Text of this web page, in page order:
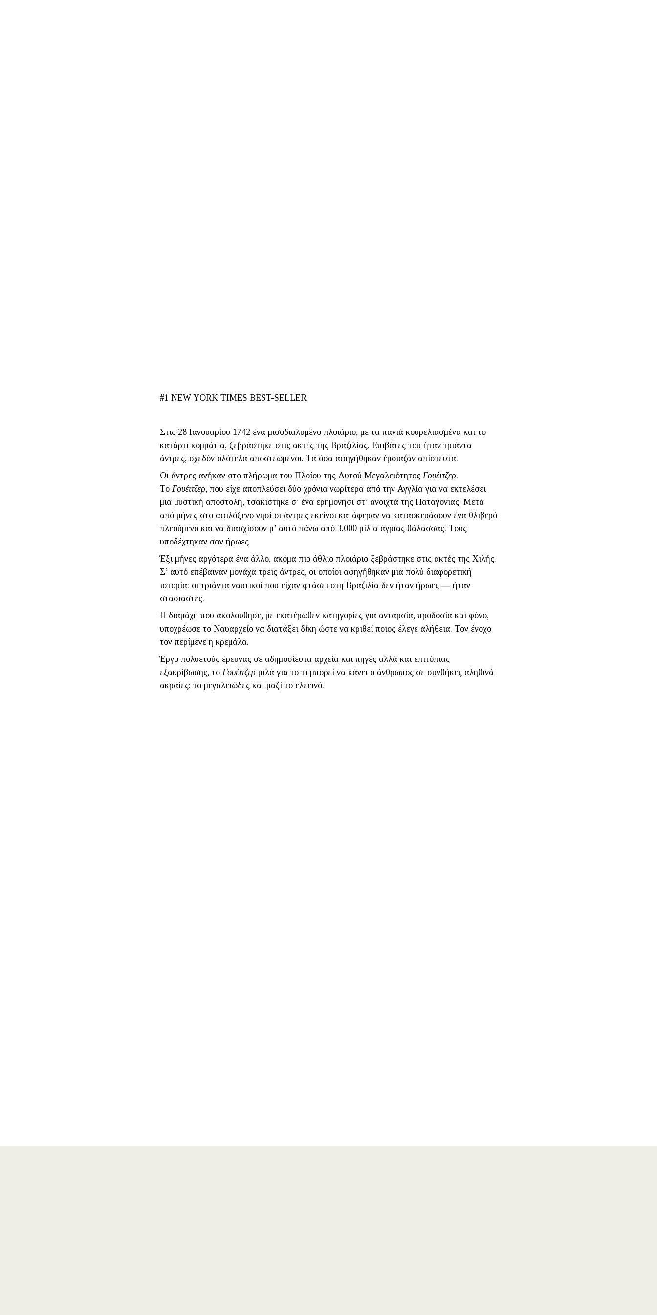
#1 NEW YORK TIMES BEST-SELLER
Στις 28 Ιανουαρίου 1742 ένα μισοδιαλυμένο πλοιάριο, με τα πανιά κουρελιασμένα και το
κατάρτι κομμάτια, ξεβράστηκε στις ακτές της Βραζιλίας. Επιβάτες του ήταν τριάντα
άντρες, σχεδόν ολότελα αποστεω­μένοι. Τα όσα αφηγήθηκαν έμοιαζαν απίστευτα.
Οι άντρες ανήκαν στο πλήρωμα του Πλοίου της Αυτού Μεγαλειότητος Γουέιτζερ.
Το Γουέιτζερ, που είχε αποπλεύσει δύο χρόνια νωρίτερα από την Αγγλία για να εκτελέσει
μια μυστική αποστολή, τσακίστηκε σ’ ένα ερημονήσι στ’ ανοιχτά της Παταγονίας. Μετά
από μήνες στο αφιλό­ξενο νησί οι άντρες εκείνοι κατάφεραν να κατασκευάσουν ένα θλιβερό
πλεούμενο και να διασχίσουν μ’ αυτό πάνω από 3.000 μίλια άγριας θάλασσας. Τους
υποδέχτηκαν σαν ήρωες.
Έξι μήνες αργότερα ένα άλλο, ακόμα πιο άθλιο πλοιάριο ξεβράστηκε στις ακτές της Χιλής.
Σ’ αυτό επέβαιναν μονάχα τρεις άντρες, οι οποίοι αφηγήθηκαν μια πολύ διαφορετική
ιστορία: οι τριάντα ναυτικοί που είχαν φτάσει στη Βραζιλία δεν ήταν ήρωες ― ήταν
στασιαστές.
Η διαμάχη που ακολούθησε, με εκατέρωθεν κατηγορίες για ανταρσία, προδοσία και φόνο,
υποχρέωσε το Ναυαρ­χείο να διατάξει δίκη ώστε να κριθεί ποιος έλεγε αλήθεια. Τον ένοχο
τον περίμενε η κρεμάλα.
Έργο πολυετούς έρευνας σε αδημοσίευτα αρχεία και πηγές αλλά και επιτόπιας
εξακρίβωσης, το Γουέιτζερ μιλά για το τι μπορεί να κάνει ο άνθρωπος σε συνθήκες αληθινά
ακραίες: το μεγαλειώδες και μαζί το ελεεινό.